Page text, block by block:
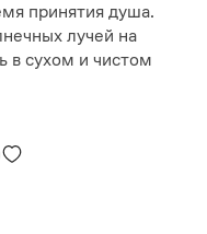
принятия душа.
лучей на
в сухом и чистом